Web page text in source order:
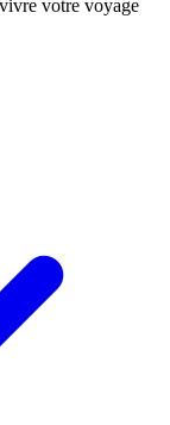
votre voyage